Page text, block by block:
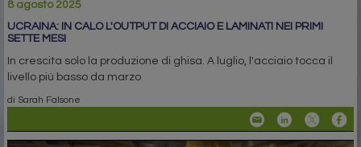
8 agosto 2025
UCRAINA: IN CALO L'OUTPUT DI ACCIAIO E LAMINATI NEI PRIMI
SETTE MESI
In crescita solo la produzione di ghisa. A luglio, l'acciaio tocca il
livello più basso da marzo
di Sarah Falsone